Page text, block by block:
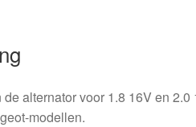
alternator voor 1.8 16V en 2.0
modellen.